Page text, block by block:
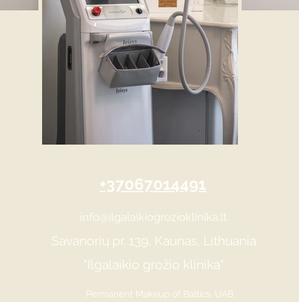
+37067014491
info@ilgalaikiogrozioklinika.lt
Savanorių pr. 139, Kaunas, Lithuania
"Ilgalaikio grožio klinika"
Permanent Makeup of Baltics, UAB